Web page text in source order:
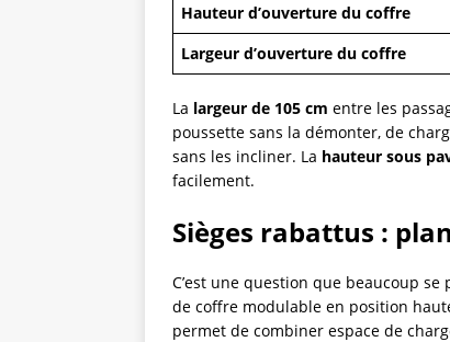
Hauteur d’ouverture du coffre
Largeur d’ouverture du coffre
La largeur de 105 cm entre les
poussette sans la démonter, de
sans les incliner. La hauteur sous
facilement.
Sièges rabattus :
C’est une question que beaucoup
de coffre modulable en position
permet de combiner espace de